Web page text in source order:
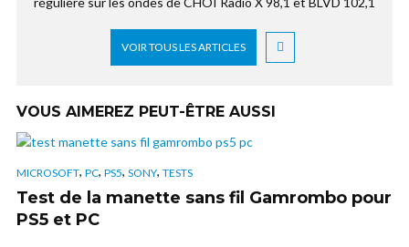
VOIR TOUS LES ARTICLES
VOUS AIMEREZ PEUT-ÊTRE AUSSI
MICROSOFT, PC, PS5, SONY, TESTS
Test de la manette sans fil Gamrombo pour
PS5 et PC